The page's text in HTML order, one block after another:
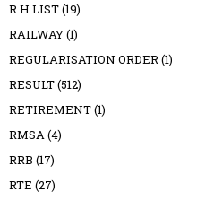
R H LIST(19)
RAILWAY(1)
REGULARISATION ORDER(1)
RESULT(512)
RETIREMENT(1)
RMSA(4)
RRB (17)
RTE (27)